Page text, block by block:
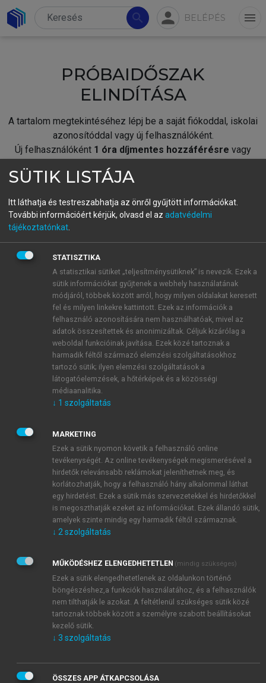
search person BELÉPÉS menu
PRÓBAIDŐSZAK
ELINDÍTÁSA
A tartalom megtekintéséhez lépj be a saját fiókoddal, iskolai
azonosítóddal vagy új felhasználóként.
Új felhasználóként 1 óra díjmentes hozzáférésre vagy
fiókoddal,vagy hozz létre új fiókot.
A regisztráció után apróbaidőszakautomatikusan
BELÉPÉS SAJÁT FIÓKKAL
ÚJ FIÓK LÉTREHOZÁSA
1 óra díjmentes hozzáférés
E-MAIL-CÍM
JELSZÓ
JELSZÓ ÚJRA
Kérek értesítést a MeRSZ újdonságairól, akcióiról.
Kérek értesítést az Akadémiai Kiadó Zrt. újdonságairól,
Adatkezelési tájékoztatóbanfoglaltakat tudomásul
veszem és elfogadom.
Általános vásárlási feltételeket, valamint a szotar.netés a
mersz.huoldalak licencszerződéseiben foglaltakat
tudomásul veszem és elfogadom.
KIPRÓBÁLOM
SÜTIK LISTÁJA
Itt láthatja és testreszabhatja az önről gyűjtött információkat.
További információért kérjük, olvasd el az adatvédelmi
tájékoztatónkat
STATISZTIKA
A statisztikai sütiket „teljesítménysütiknek” is nevezik. Ezek a
sütik információkat gyűjtenek a webhely használatának
módjáról, többek között arról, hogy milyen oldalakat keresett
fel és milyen linkekre kattintott. Ezek az információk a
felhasználó azonosítására nem használhatóak, mivel az
adatok összesítettek és anonimizáltak. Céljuk kizárólag a
weboldal funkcióinak javítása. Ezek közé tartoznak a
harmadik féltől származó elemzési szolgáltatásokhoz
tartozó sütik; ilyen elemzési szolgáltatások a
látogatóelemzések, a hőtérképek és a közösségi
médiaanalitika.
↓ 1 szolgáltatás
MARKETING
Ezek a sütik nyomon követik a felhasználó online
tevékenységét. Az online tevékenységek megismerésével a
hirdetők relevánsabb reklámokat jeleníthetnek meg, és
korlátozhatják, hogy a felhasználó hány alkalommal láthat
egy hirdetést. Ezek a sütik más szervezetekkel és hirdetőkkel
is megoszthatják ezeket az információkat. Ezek állandó sütik,
amelyek szinte mindig egy harmadik féltől származnak.
↓ 2 szolgáltatás
MŰKÖDÉSHEZ ELENGEDHETETLEN (mindig szükséges)
Ezek a sütik elengedhetetlenek az oldalunkon történő
böngészéshez,a funkciók használatához, és a felhasználók
nem tilthatják le azokat. A feltétlenül szükséges sütik közé
tartoznak többek között a személyre szabott beállításokat
kezelő sütik.
↓ 3 szolgáltatás
ÖSSZES APP ÁTKAPCSOLÁSA